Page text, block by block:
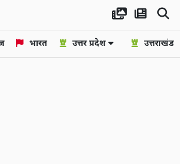
भारत उत्तर प्रदेश उत्तराखंड